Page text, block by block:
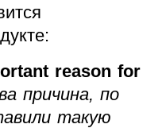
reason for
причина, по
такую